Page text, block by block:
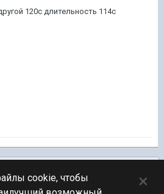
120с длительность 114с
cookie, чтобы
×